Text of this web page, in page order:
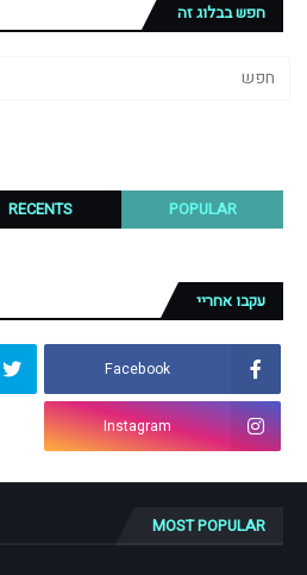
חפש בבלוג זה
POPULAR
RECENTS
עקבו אחריי
Facebook
Instagram
MOST POPULAR